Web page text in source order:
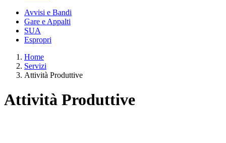
Avvisi e Bandi
Gare e Appalti
SUA
Espropri
Home
Servizi
Attività Produttive
Attività Produttive